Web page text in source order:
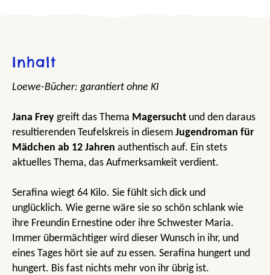
Inhalt
Loewe-Bücher: garantiert ohne KI
Jana Frey greift das Thema Magersucht und den daraus
resultierenden Teufelskreis in diesem Jugendroman für
Mädchen ab 12 Jahren authentisch auf. Ein stets
aktuelles Thema, das Aufmerksamkeit verdient.
Serafina wiegt 64 Kilo. Sie fühlt sich dick und
unglücklich. Wie gerne wäre sie so schön schlank wie
ihre Freundin Ernestine oder ihre Schwester Maria.
Immer übermächtiger wird dieser Wunsch in ihr, und
eines Tages hört sie auf zu essen. Serafina hungert und
hungert. Bis fast nichts mehr von ihr übrig ist.